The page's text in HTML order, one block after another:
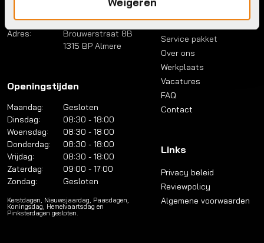
036 5304422
Mail:
info@bykestore.nl
Adres:
Brouwerstraat 8B
1315 BP Almere
Openingstijden
Maandag:
Gesloten
Dinsdag:
08:30 - 18:00
Woensdag:
08:30 - 18:00
Donderdag:
08:30 - 18:00
Vrijdag:
08:30 - 18:00
Zaterdag:
09:00 - 17:00
Zondag:
Gesloten
Kerstdagen, Nieuwsjaardag, Paasdagen,
Koningsdag, Hemelvaartsdag en
Pinksterdagen gesloten.
Service pakket
Over ons
Werkplaats
Vacatures
FAQ
Contact
Links
Privacy beleid
Reviewpolicy
Algemene voorwaarden